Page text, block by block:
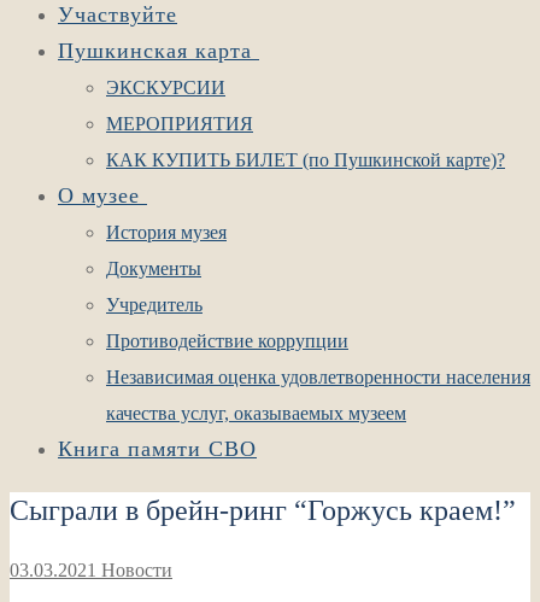
Участвуйте
Пушкинская карта
ЭКСКУРСИИ
МЕРОПРИЯТИЯ
КАК КУПИТЬ БИЛЕТ (по Пушкинской карте)?
О музее
История музея
Документы
Учредитель
Противодействие коррупции
Независимая оценка удовлетворенности населения
качества услуг, оказываемых музеем
Книга памяти СВО
Сыграли в брейн-ринг “Горжусь краем!”
03.03.2021 Новости